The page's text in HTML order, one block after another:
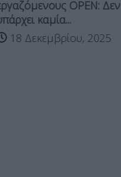
OPEN: Δεν
καμία...
18 Δεκεμβρίου, 2025